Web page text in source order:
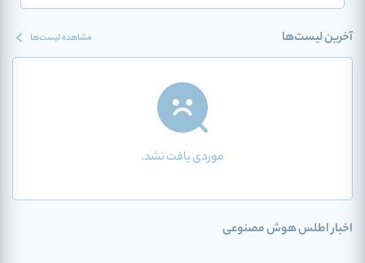
آخرین لیست‌ها مشاهده لیست‌ها
موردی یافت نشد.
اخبار اطلس هوش مصنوعی